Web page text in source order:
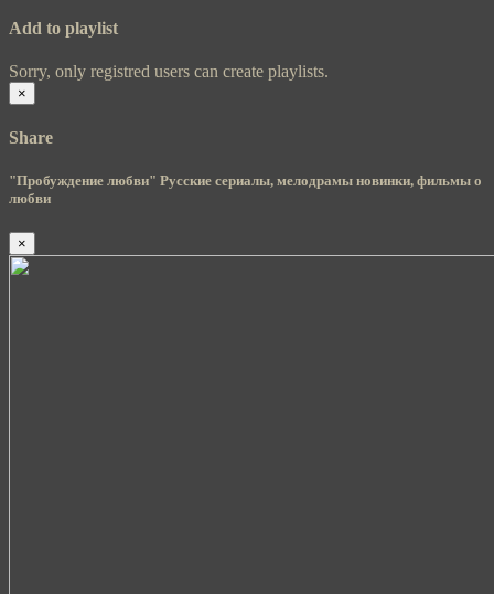
Add to playlist
Sorry, only registred users can create playlists.
×
Share
"Пробуждение любви" Русские сериалы, мелодрамы новинки, фильмы о
любви
×